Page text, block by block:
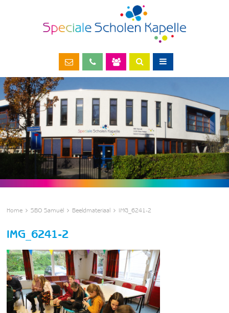
Home SBO Samuël Beeldmateriaal IMG_6241-2
IMG_6241-2